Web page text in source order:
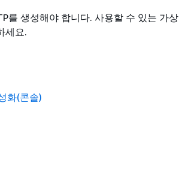
를 생성해야 합니다. 사용할 수 있는 가상
세요.
화(콘솔)